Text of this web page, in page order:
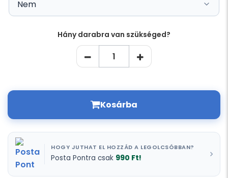
Hány darabra van szükséged?
Kosárba
HOGY JUTHAT EL HOZZÁD A LEGOLCSÓBBAN?
Posta Pontra csak 990 Ft!